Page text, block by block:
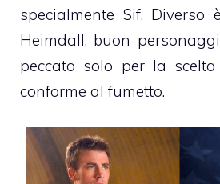
specialmente Sif. Diverso
Heimdall, buon
peccato solo per la scelta
conforme al fumetto.